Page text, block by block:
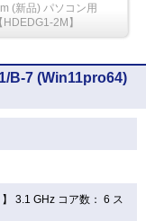
(新品) パソコン用
2M】
B-7 (Win11pro64)
3.1 GHz コア数： 6 ス